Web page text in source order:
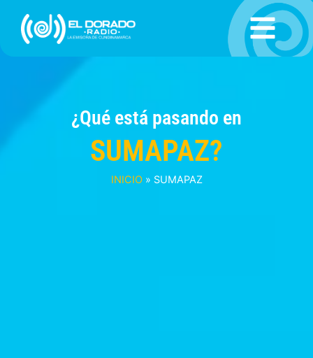
contenido
¿Qué está pasando en
SUMAPAZ?
INICIO» SUMAPAZ